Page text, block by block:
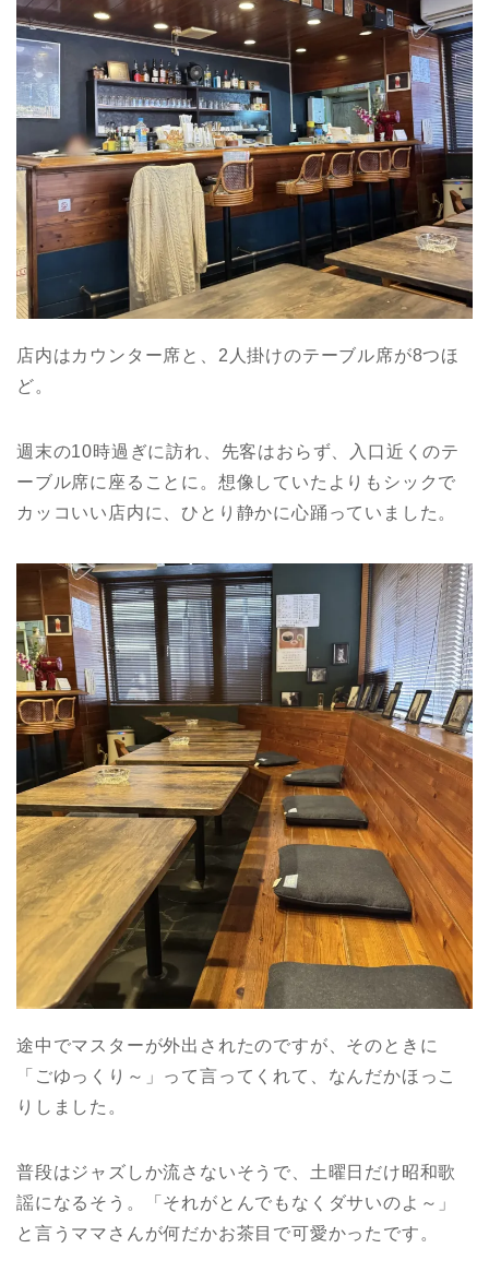
店内はカウンター席と、2人掛けのテーブル席が8つほ
ど。
週末の10時過ぎに訪れ、先客はおらず、入口近くのテ
ーブル席に座ることに。想像していたよりもシックで
カッコいい店内に、ひとり静かに心踊っていました。
途中でマスターが外出されたのですが、そのときに
「ごゆっくり～」って言ってくれて、なんだかほっこ
りしました。
普段はジャズしか流さないそうで、土曜日だけ昭和歌
謡になるそう。「それがとんでもなくダサいのよ～」
と言うママさんが何だかお茶目で可愛かったです。